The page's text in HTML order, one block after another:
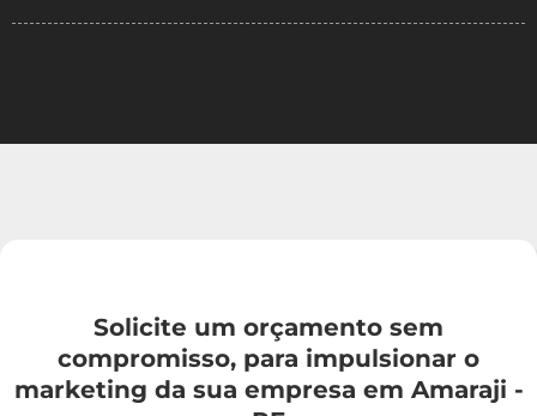
Solicite um orçamento sem
compromisso, para impulsionar o
marketing da sua empresa em Amaraji -